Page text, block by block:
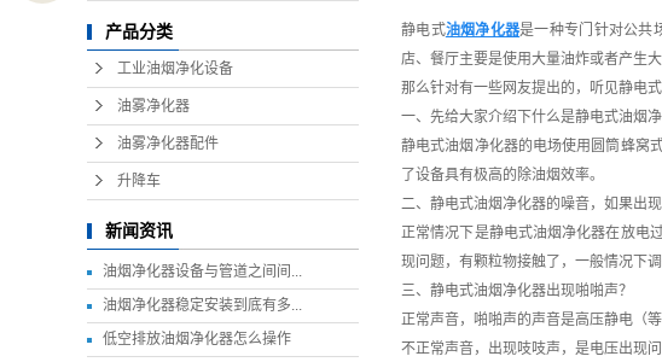
产品分类
工业油烟净化设备
油雾净化器
油雾净化器配件
升降车
新闻资讯
油烟净化器设备与管道之间间...
油烟净化器稳定安装到底有多...
低空排放油烟净化器怎么操作
静电式油烟净化器是一种专门针对公共
店、餐厅主要是使用大量油炸或者产生大
那么针对有一些网友提出的，听见静电
一、先给大家介绍下什么是静电式油烟净
静电式油烟净化器的电场使用圆筒蜂窝
了设备具有极高的除油烟效率。
二、静电式油烟净化器的噪音，如果出
正常情况下是静电式油烟净化器在放电
现问题，有颗粒物接触了，一般情况下调
三、静电式油烟净化器出现啪啪声？
正常声音，啪啪声的声音是高压静电（
不正常声音，出现吱吱声，是电压出现